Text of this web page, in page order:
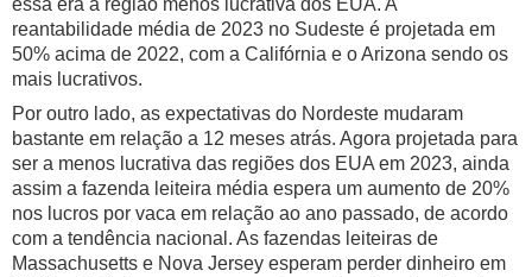
essa era a região menos lucrativa dos EUA. A
reantabilidade média de 2023 no Sudeste é projetada em
50% acima de 2022, com a Califórnia e o Arizona sendo os
mais lucrativos.
Por outro lado, as expectativas do Nordeste mudaram
bastante em relação a 12 meses atrás. Agora projetada para
ser a menos lucrativa das regiões dos EUA em 2023, ainda
assim a fazenda leiteira média espera um aumento de 20%
nos lucros por vaca em relação ao ano passado, de acordo
com a tendência nacional. As fazendas leiteiras de
Massachusetts e Nova Jersey esperam perder dinheiro em